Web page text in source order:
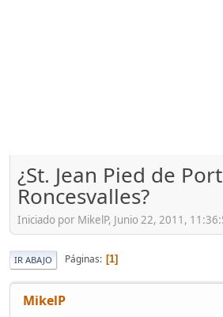
¿St. Jean Pied de
Roncesvalles?
Iniciado por MikelP, Junio 22, 2011,
IR ABAJO Páginas 1
MikelP